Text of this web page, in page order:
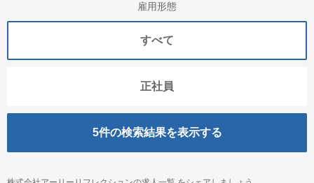
雇用形態
すべて
正社員
5件の検索結果を表示する